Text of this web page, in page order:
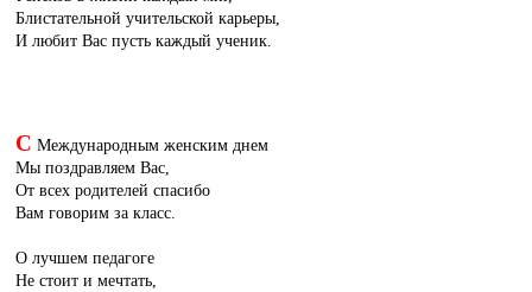
Блистательной учительской карьеры,
И любит Вас пусть каждый ученик.
С Международным женским днем
Мы поздравляем Вас,
От всех родителей спасибо
Вам говорим за класс.
О лучшем педагоге
Не стоит и мечтать,